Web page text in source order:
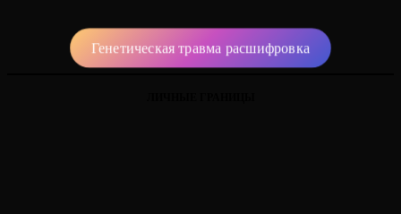
Генетическая травма расшифровка